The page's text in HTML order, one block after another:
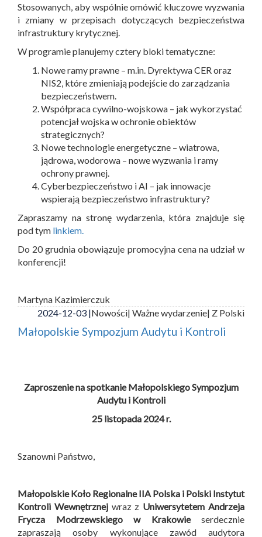
Stosowanych, aby wspólnie omówić kluczowe wyzwania
i zmiany w przepisach dotyczących bezpieczeństwa
infrastruktury krytycznej.
W programie planujemy cztery bloki tematyczne:
Nowe ramy prawne – m.in. Dyrektywa CER oraz
NIS2, które zmieniają podejście do zarządzania
bezpieczeństwem.
Współpraca cywilno-wojskowa – jak wykorzystać
potencjał wojska w ochronie obiektów
strategicznych?
Nowe technologie energetyczne – wiatrowa,
jądrowa, wodorowa – nowe wyzwania i ramy
ochrony prawnej.
Cyberbezpieczeństwo i AI – jak innowacje
wspierają bezpieczeństwo infrastruktury?
Zapraszamy na stronę wydarzenia, która znajduje się
pod tym linkiem.
Do 20 grudnia obowiązuje promocyjna cena na udział w
konferencji!
Martyna Kazimierczuk
2024-12-03 |Nowości| Ważne wydarzenie| Z Polski
Małopolskie Sympozjum Audytu i Kontroli
Zaproszenie na spotkanie Małopolskiego Sympozjum
Audytu i Kontroli
25 listopada 2024 r.
Szanowni Państwo,
Małopolskie Koło Regionalne IIA Polska i Polski Instytut
Kontroli Wewnętrznejwraz z Uniwersytetem Andrzeja
Frycza Modrzewskiego w Krakowieserdecznie
zapraszają osoby wykonujące zawód audytora